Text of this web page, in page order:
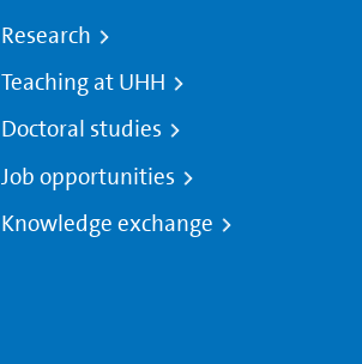
Research
Teaching at UHH
Doctoral studies
Job opportunities
Knowledge exchange